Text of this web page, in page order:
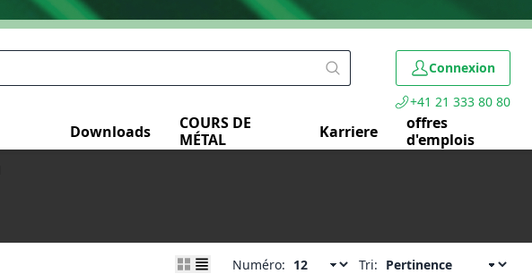
Connexion
+41 21 333 80 80
Downloads
COURS DE
MÉTAL
Karriere
offres
d'emplois
Numéro: Tri: